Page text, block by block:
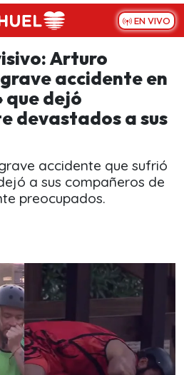
EN VIVO
Arturo
accidente en
que dejó
devastados a sus
accidente que sufrió
a sus compañeros de
preocupados.